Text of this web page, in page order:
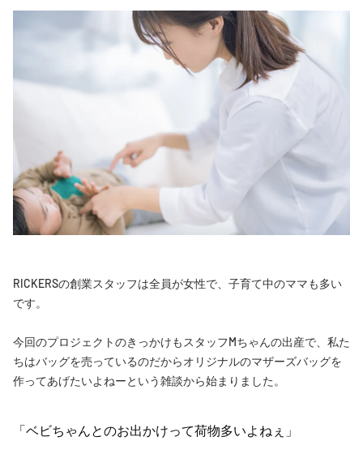
RICKERSの創業スタッフは全員が女性で、子育て中のママも多い
です。
今回のプロジェクトのきっかけもスタッフMちゃんの出産で、私た
ちはバッグを売っているのだからオリジナルのマザーズバッグを
作ってあげたいよねーという雑談から始まりました。
「ベビちゃんとのお出かけって荷物多いよねぇ」